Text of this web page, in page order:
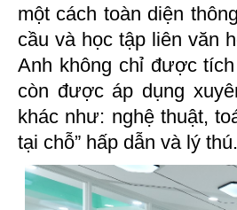
một cách toàn diện
cầu và học tập liên văn
Anh không chỉ được
còn được áp dụng
khác như: nghệ thuật,
tại chỗ” hấp dẫn và lý thú.